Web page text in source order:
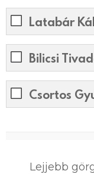
Latabár
Bilicsi
Csortos
Lejjebb